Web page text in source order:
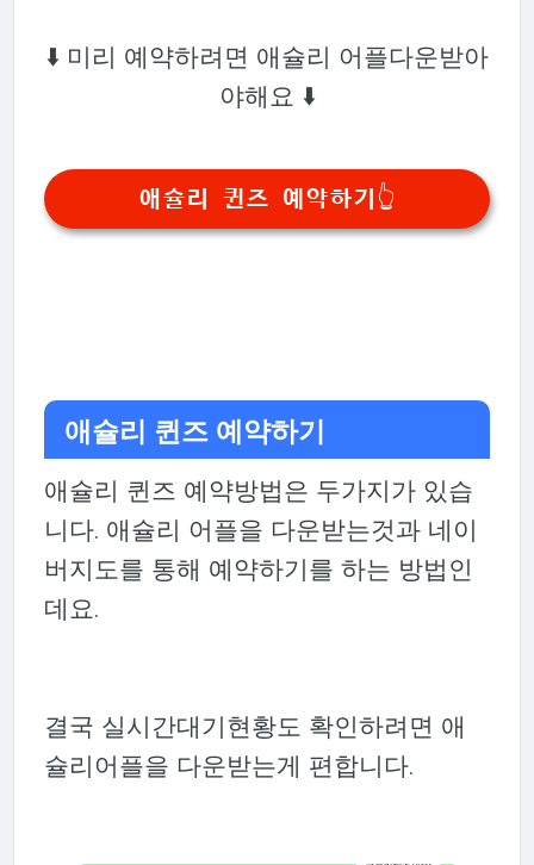
⬇️ 미리 예약하려면 애슐리 어플다운받아
야해요 ⬇️
애슐리 퀸즈 예약하기👆
애슐리 퀸즈 예약하기
애슐리 퀸즈 예약방법은 두가지가 있습
니다. 애슐리 어플을 다운받는것과 네이
버지도를 통해 예약하기를 하는 방법인
데요.
결국 실시간대기현황도 확인하려면 애
슐리어플을 다운받는게 편합니다.